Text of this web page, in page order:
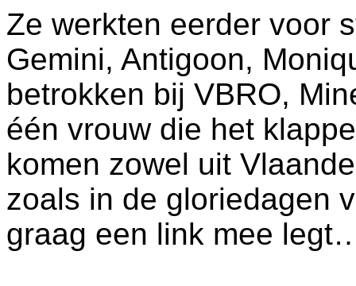
Ze werkten eerder voor
Gemini, Antigoon,
betrokken bij VBRO,
één vrouw die het
komen zowel uit
zoals in de gloriedagen
graag een link mee